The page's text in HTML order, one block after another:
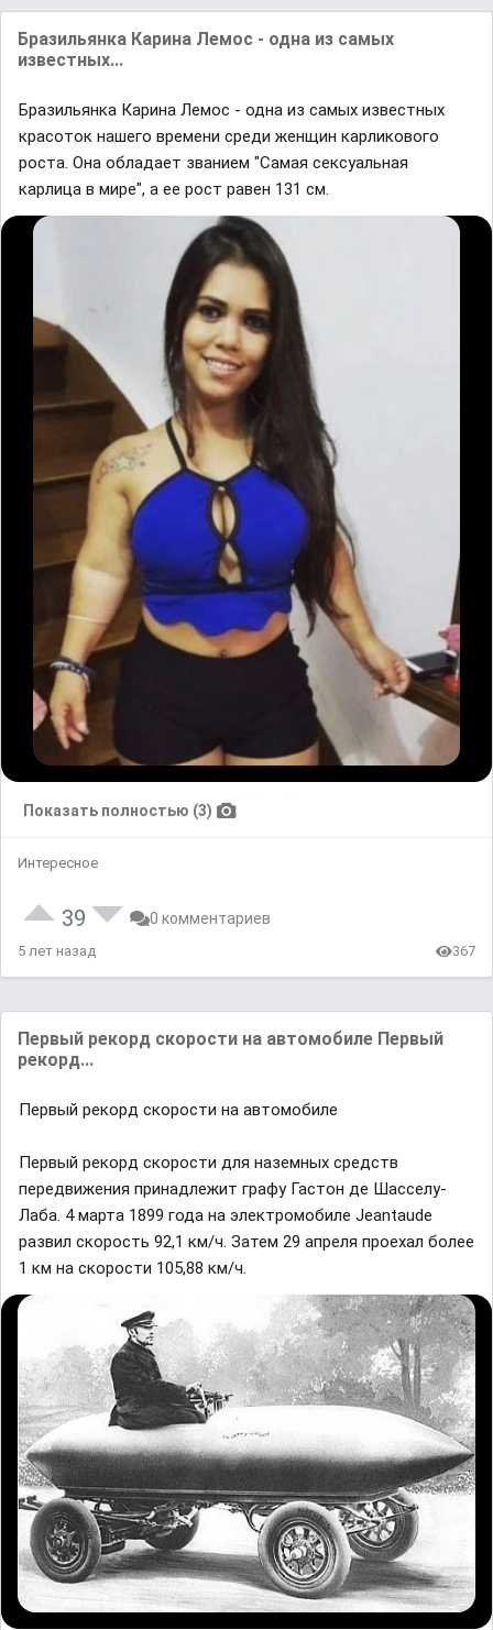
Бразильянка Карина Лемос - одна из самых
известных...
Бразильянка Карина Лемос - одна из самых известных
красоток нашего времени среди женщин карликового
роста. Она обладает званием "Самая сексуальная
карлица в мире", а ее рост равен 131 см.
Показать полностью (3)
Интересное
39 0 комментариев
5 лет назад 367
Первый рекорд скорости на автомобиле Первый
рекорд...
Первый рекорд скорости на автомобиле
Первый рекорд скорости для наземных средств
передвижения принадлежит графу Гастон де Шасселу-
Лаба. 4 марта 1899 года на электромобиле Jeantaude
развил скорость 92,1 км/ч. Затем 29 апреля проехал более
1 км на скорости 105,88 км/ч.